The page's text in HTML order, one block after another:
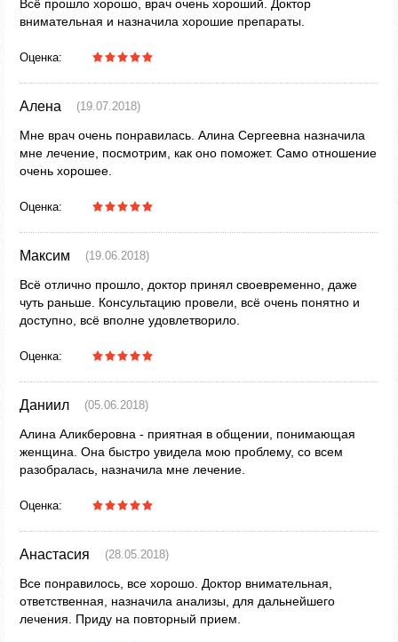
Всё прошло хорошо, врач очень хороший. Доктор
внимательная и назначила хорошие препараты.
Оценка:
Алена (19.07.2018)
Мне врач очень понравилась. Алина Сергеевна назначила
мне лечение, посмотрим, как оно поможет. Само отношение
очень хорошее.
Оценка:
Максим (19.06.2018)
Всё отлично прошло, доктор принял своевременно, даже
чуть раньше. Консультацию провели, всё очень понятно и
доступно, всё вполне удовлетворило.
Оценка:
Даниил (05.06.2018)
Алина Аликберовна - приятная в общении, понимающая
женщина. Она быстро увидела мою проблему, со всем
разобралась, назначила мне лечение.
Оценка:
Анастасия (28.05.2018)
Все понравилось, все хорошо. Доктор внимательная,
ответственная, назначила анализы, для дальнейшего
лечения. Приду на повторный прием.